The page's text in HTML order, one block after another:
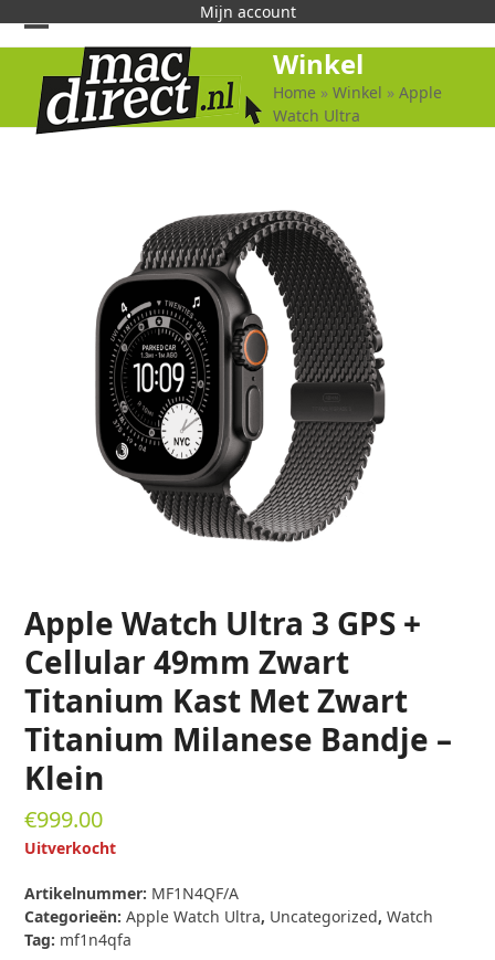
Mijn account
Open
mobile
menu
Close
mobile
menu
Winkel
Home »Winkel »Apple
Watch Ultra
Apple Watch Ultra 3 GPS +
Cellular 49mm Zwart
Titanium Kast Met Zwart
Titanium Milanese Bandje –
Klein
€999.00
Uitverkocht
Artikelnummer: MF1N4QF/A
Categorieën:Apple Watch Ultra, Uncategorized,Watch
Tag: mf1n4qfa